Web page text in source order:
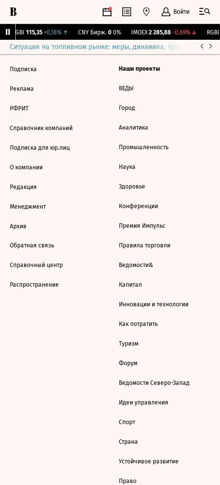
Войти
RGBI 115,35 +0,18%↑ CNY Бирж. 0 0% IMOEX 2 285,88 -0,69%↓
Ситуация на топливном рынке: меры, динамика, прогнозы
Подписка
Реклама
РФРИТ
Справочник компаний
Подписка для юр.лиц
О компании
Редакция
Менеджмент
Архив
Обратная связь
Справочный центр
Распространение
Наши проекты
ВЕДЫ
Город
Аналитика
Промышленность
Наука
Здоровье
Конференции
Премия Импульс
Правила торговли
Ведомости&
Капитал
Инновации и технологии
Как потратить
Туризм
Форум
Ведомости Северо-Запад
Идеи управления
Спорт
Страна
Устойчивое развитие
Право